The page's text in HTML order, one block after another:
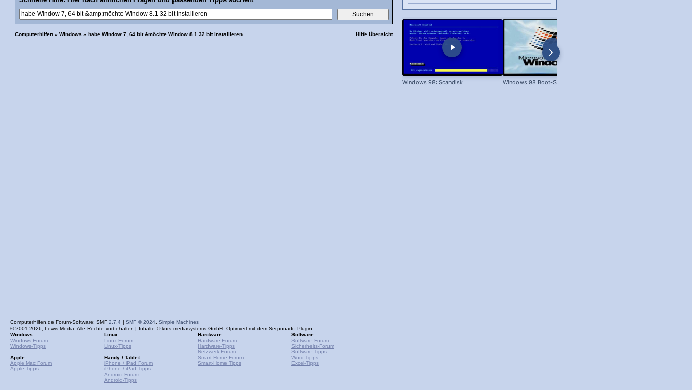
Computerhilfen » Windows » habe Window 7, 64 bit &möchte Window 8.1 32 bit installieren Hilfe Übersicht
Windows 98: Scandisk Windows 98 Boot-Screen
Computerhilfen.de Forum-Software: SMF 2.7.4 | SMF © 2024 Simple Machines
© 2001-2026, Lewis Media. Alle Rechte vorbehalten | Inhalte ©kurs mediasystems GmbH . Optimiert mit dem Serponado Plugin
Windows
Windows-Forum
Windows-Tipps
Apple
Apple Mac Forum
Apple Tipps
Linux
Linux-Forum
Linux-Tipps
Handy / Tablet
iPhone / iPad Forum
iPhone / iPad Tipps
Android-Forum
Android-Tipps
Hardware
Hardware-Forum
Hardware-Tipps
Netzwerk-Forum
Smart-Home Forum
Smart-Home Tipps
Software
Software-Forum
Sicherheits-Forum
Software-Tipps
Word-Tipps
Excel-Tipps